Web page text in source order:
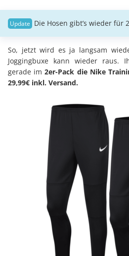
Die Hosen gibt’s wieder für
So, jetzt wird es ja langsam
Joggingbuxe kann wieder raus.
gerade im2er-Pack die Nike
29,99€ inkl. Versand.